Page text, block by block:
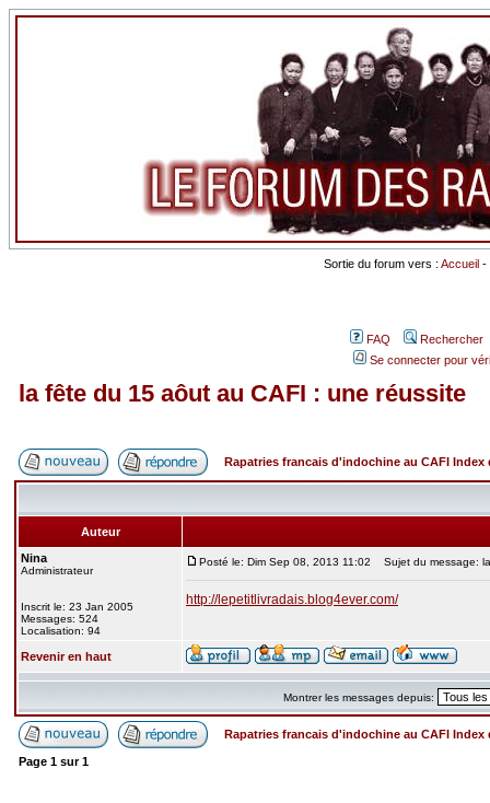
Sortie du forum vers : Accueil -
FAQ
Rechercher
Se connecter pour
la fête du 15 aôut au CAFI : une réussite
Rapatries francais d'indochine au CAFI Index
Auteur
Nina
Administrateur
Inscrit le: 23 Jan 2005
Messages: 524
Localisation: 94
Posté le: Dim Sep 08, 2013 11:02 Sujet du message:
http://lepetitlivradais.blog4ever.com/
Revenir en haut
Montrer les messages depuis:
Rapatries francais d'indochine au CAFI Index
Page 1 sur1